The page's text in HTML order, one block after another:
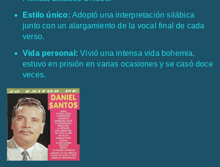
Estilo único: Adoptó una interpretación silábica
junto con un alargamiento de la vocal final de cada
verso.
Vida personal: Vivió una intensa vida bohemia,
estuvo en prisión en varias ocasiones y se casó doce
veces.